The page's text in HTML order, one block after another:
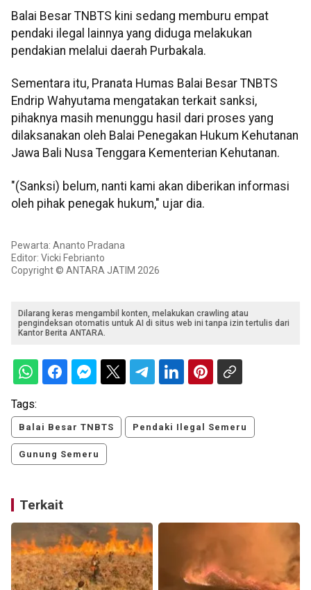
Balai Besar TNBTS kini sedang memburu empat
pendaki ilegal lainnya yang diduga melakukan
pendakian melalui daerah Purbakala.
Sementara itu, Pranata Humas Balai Besar TNBTS
Endrip Wahyutama mengatakan terkait sanksi,
pihaknya masih menunggu hasil dari proses yang
dilaksanakan oleh Balai Penegakan Hukum Kehutanan
Jawa Bali Nusa Tenggara Kementerian Kehutanan.
"(Sanksi) belum, nanti kami akan diberikan informasi
oleh pihak penegak hukum," ujar dia.
Pewarta: Ananto Pradana
Editor: Vicki Febrianto
Copyright © ANTARA JATIM 2026
Dilarang keras mengambil konten, melakukan crawling atau
pengindeksan otomatis untuk AI di situs web ini tanpa izin tertulis dari
Kantor Berita ANTARA.
Tags:
Balai Besar TNBTS Pendaki Ilegal Semeru
Gunung Semeru
Terkait